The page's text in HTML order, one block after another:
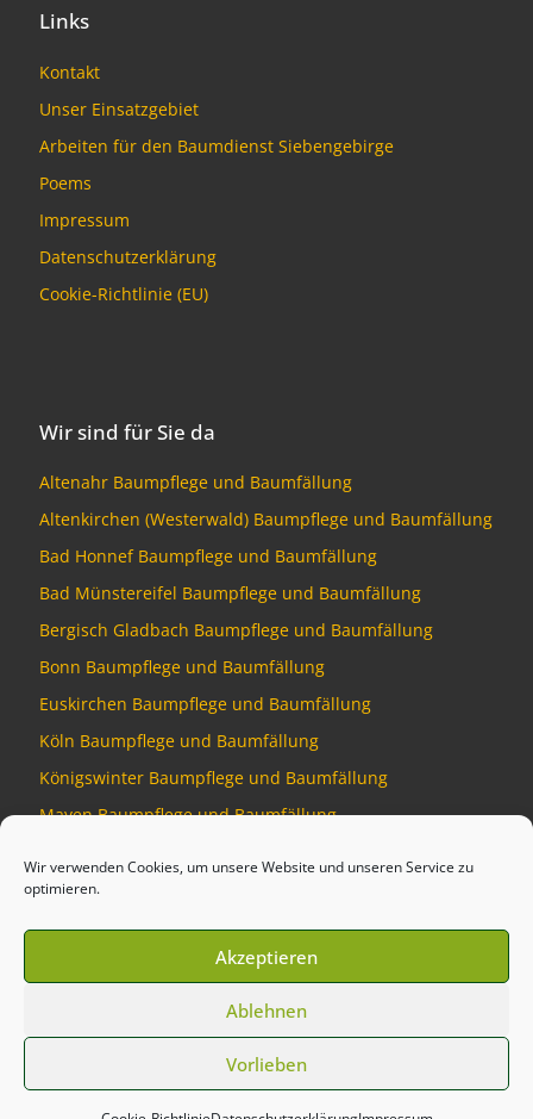
Wir verwenden Cookies, um unsere Website und unseren Service zu
optimieren.
Akzeptieren
Ablehnen
Vorlieben
Links
Kontakt
Unser Einsatzgebiet
Arbeiten für den Baumdienst Siebengebirge
Poems
Impressum
Datenschutzerklärung
Cookie-Richtlinie (EU)
Wir sind für Sie da
Altenahr Baumpflege und Baumfällung
Altenkirchen (Westerwald) Baumpflege und Baumfällung
Bad Honnef Baumpflege und Baumfällung
Bad Münstereifel Baumpflege und Baumfällung
Bergisch Gladbach Baumpflege und Baumfällung
Bonn Baumpflege und Baumfällung
Euskirchen Baumpflege und Baumfällung
Köln Baumpflege und Baumfällung
Königswinter Baumpflege und Baumfällung
Mayen Baumpflege und Baumfällung
Baumdienst Siebengebirge
Developed by Talking Pixel